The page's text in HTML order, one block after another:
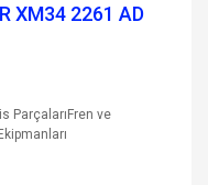
XM34 2261 AD
ParçalarıFren ve